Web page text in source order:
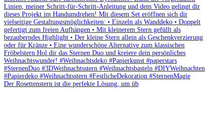
Der Rosettenstern ist die perfekte Lösung, um üb